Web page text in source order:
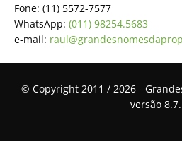
Fone: (11) 5572-7577
WhatsApp: (011) 98254.5683
e-mail:
© Copyright 2011 / 2026 -
versão